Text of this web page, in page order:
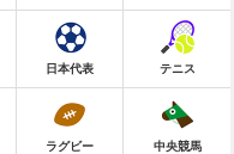
日本代表 テニス
ラグビー 中央競馬